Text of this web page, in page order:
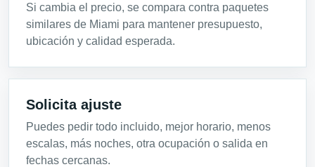
Si cambia el precio, se compara contra paquetes
similares de Miami para mantener presupuesto,
ubicación y calidad esperada.
Solicita ajuste
Puedes pedir todo incluido, mejor horario, menos
escalas, más noches, otra ocupación o salida en
fechas cercanas.